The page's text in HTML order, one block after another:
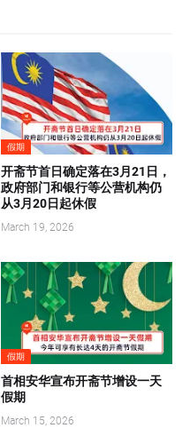
假期
开斋节首日确定落在3月21日，
政府部门和银行等公营机构仍
从3月20日起休假
March 19, 2026
假期
首相安华宣布开斋节增设一天
假期
March 15, 2026